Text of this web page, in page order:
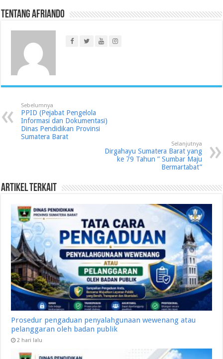
Tentang Afriando
Sebelumnya
PPID (Pejabat Pengelola
Informasi dan Dokumentasi)
Dinas Pendidikan Provinsi
Sumatera Barat
Selanjutnya
Dirgahayu Sumatera Barat yang
ke 79 Tahun ” Sumbar Maju
Bermartabat”
Artikel Terkait
Prosedur pengaduan penyalahgunaan wewenang atau
pelanggaran oleh badan publik
2 hari lalu